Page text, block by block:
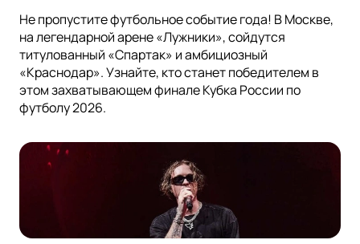
Не пропустите футбольное событие года! В Москве,
на легендарной арене «Лужники», сойдутся
титулованный «Спартак» и амбициозный
«Краснодар». Узнайте, кто станет победителем в
этом захватывающем финале Кубка России по
футболу 2026.